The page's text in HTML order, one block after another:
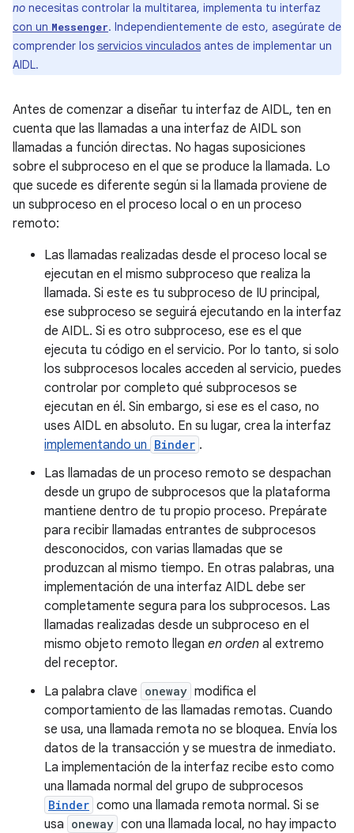
no necesitas controlar la multitarea, implementa tu interfaz
con un Messenger. Independientemente de esto, asegúrate de
comprender los servicios vinculados antes de implementar un
AIDL.
Antes de comenzar a diseñar tu interfaz de AIDL, ten en
cuenta que las llamadas a una interfaz de AIDL son
llamadas a función directas. No hagas suposiciones
sobre el subproceso en el que se produce la llamada. Lo
que sucede es diferente según si la llamada proviene de
un subproceso en el proceso local o en un proceso
remoto:
Las llamadas realizadas desde el proceso local se
ejecutan en el mismo subproceso que realiza la
llamada. Si este es tu subproceso de IU principal,
ese subproceso se seguirá ejecutando en la interfaz
de AIDL. Si es otro subproceso, ese es el que
ejecuta tu código en el servicio. Por lo tanto, si solo
los subprocesos locales acceden al servicio, puedes
controlar por completo qué subprocesos se
ejecutan en él. Sin embargo, si ese es el caso, no
uses AIDL en absoluto. En su lugar, crea la interfaz
implementando un Binder .
Las llamadas de un proceso remoto se despachan
desde un grupo de subprocesos que la plataforma
mantiene dentro de tu propio proceso. Prepárate
para recibir llamadas entrantes de subprocesos
desconocidos, con varias llamadas que se
produzcan al mismo tiempo. En otras palabras, una
implementación de una interfaz AIDL debe ser
completamente segura para los subprocesos. Las
llamadas realizadas desde un subproceso en el
mismo objeto remoto llegan en orden al extremo
del receptor.
La palabra clave oneway modifica el
comportamiento de las llamadas remotas. Cuando
se usa, una llamada remota no se bloquea. Envía los
datos de la transacción y se muestra de inmediato.
La implementación de la interfaz recibe esto como
una llamada normal del grupo de subprocesos
Binder como una llamada remota normal. Si se
usa oneway con una llamada local, no hay impacto